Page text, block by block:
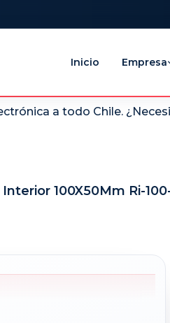
Inicio Empresa
a todo Chile.
100X50Mm Ri-